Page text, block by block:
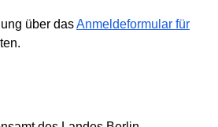
über dasAnmeldeformular für